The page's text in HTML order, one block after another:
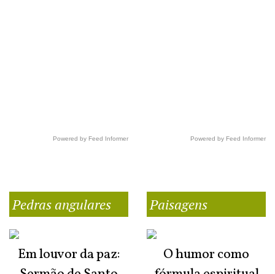
Powered by Feed Informer Powered by Feed Informer
Pedras angulares
Em louvor da paz:
Paisagens
O humor como